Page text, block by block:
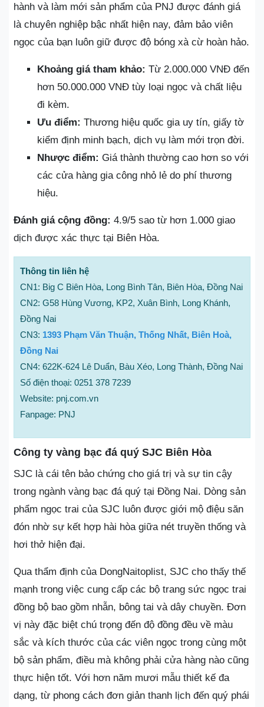
hành và làm mới sản phẩm của PNJ được đánh giá
là chuyên nghiệp bậc nhất hiện nay, đảm bảo viên
ngọc của bạn luôn giữ được độ bóng xà cừ hoàn hảo.
Khoảng giá tham khảo: Từ 2.000.000 VNĐ đến
hơn 50.000.000 VNĐ tùy loại ngọc và chất liệu
đi kèm.
Ưu điểm: Thương hiệu quốc gia uy tín, giấy tờ
kiểm định minh bạch, dịch vụ làm mới trọn đời.
Nhược điểm: Giá thành thường cao hơn so với
các cửa hàng gia công nhỏ lẻ do phí thương
hiệu.
Đánh giá cộng đồng: 4.9/5 sao từ hơn 1.000 giao
dịch được xác thực tại Biên Hòa.
Thông tin liên hệ
CN1: Big C Biên Hòa, Long Bình Tân, Biên Hòa, Đồng Nai
CN2: G58 Hùng Vương, KP2, Xuân Bình, Long Khánh,
Đồng Nai
CN3: 1393 Phạm Văn Thuận, Thống Nhất, Biên Hoà,
Đồng Nai
CN4: 622K-624 Lê Duẩn, Bàu Xéo, Long Thành, Đồng Nai
Số điện thoại: 0251 378 7239
Website: pnj.com.vn
Fanpage: PNJ
Công ty vàng bạc đá quý SJC Biên Hòa
SJC là cái tên bảo chứng cho giá trị và sự tin cậy
trong ngành vàng bạc đá quý tại Đồng Nai. Dòng sản
phẩm ngọc trai của SJC luôn được giới mộ điệu săn
đón nhờ sự kết hợp hài hòa giữa nét truyền thống và
hơi thở hiện đại.
Qua thẩm định của DongNaitoplist, SJC cho thấy thế
mạnh trong việc cung cấp các bộ trang sức ngọc trai
đồng bộ bao gồm nhẫn, bông tai và dây chuyền. Đơn
vị này đặc biệt chú trọng đến độ đồng đều về màu
sắc và kích thước của các viên ngọc trong cùng một
bộ sản phẩm, điều mà không phải cửa hàng nào cũng
thực hiện tốt. Với hơn năm mươi mẫu thiết kế đa
dạng, từ phong cách đơn giản thanh lịch đến quý phái